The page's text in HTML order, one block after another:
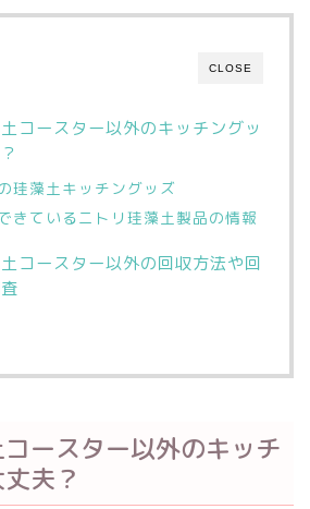
CLOSE
コースター以外のキッチングッ
珪藻土キッチングッズ
きているニトリ珪藻土製品の情報
コースター以外の回収方法や回
ースター以外のキッチ
夫？